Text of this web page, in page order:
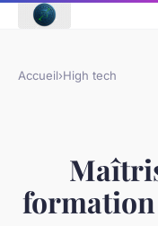
Accueil›High tech
formation